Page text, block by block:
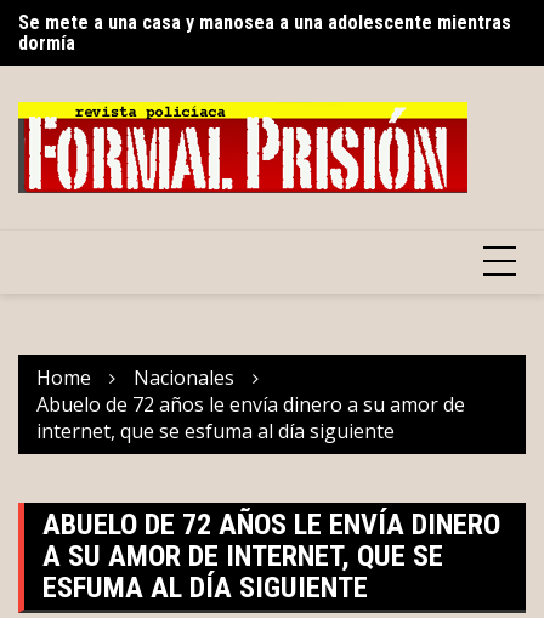
Skip
content
dormía
Gobierno del Renacimiento Maya facilitará traslados
gratuitos vía Uber para usuarios del CREE
Home
Nacionales
Abuelo de 72 años le envía dinero a su amor de
internet, que se esfuma al día siguiente
ABUELO DE 72 AÑOS LE ENVÍA DINERO
A SU AMOR DE INTERNET, QUE SE
ESFUMA AL DÍA SIGUIENTE